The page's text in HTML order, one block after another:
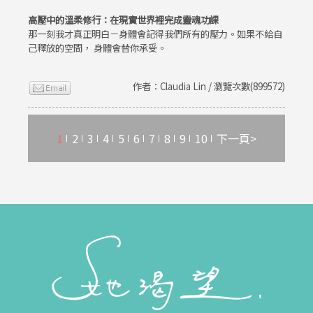
高壓中的溫柔修行：在現實世界裡完成靈魂功課
那一刻我才真正明白－身體會記得我們所有的壓力。如果不給自
己釋放的空間， 身體會替你承受。
作者：Claudia Lin / 瀏覽次數(899572)
1 2 3 4 5 6 7 8 9 10 下一頁>